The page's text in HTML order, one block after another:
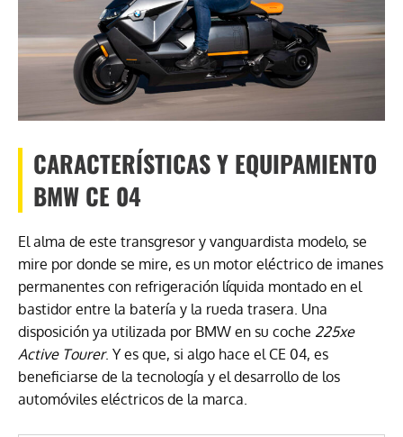
CARACTERÍSTICAS Y EQUIPAMIENTO
BMW CE 04
El alma de este transgresor y vanguardista modelo, se
mire por donde se mire, es un motor eléctrico de imanes
permanentes con refrigeración líquida montado en el
bastidor entre la batería y la rueda trasera. Una
disposición ya utilizada por BMW en su coche 225xe
Active Tourer. Y es que, si algo hace el CE 04, es
beneficiarse de la tecnología y el desarrollo de los
automóviles eléctricos de la marca.